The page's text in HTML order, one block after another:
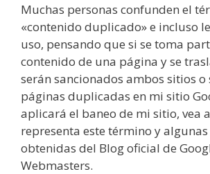
Muchas personas confunden el
«contenido duplicado» e incluso
uso, pensando que si se toma
contenido de una página y se
serán sancionados ambos sitios o
páginas duplicadas en mi sitio
aplicará el baneo de mi sitio, vea
representa este término y
obtenidas del Blog oficial de
Webmasters.